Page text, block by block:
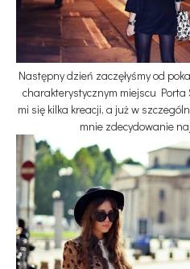
Następny dzień zaczęłyśmy od
charakterystycznym miejscu Porta
mi się kilka kreacji, a już w
mnie zdecydowanie